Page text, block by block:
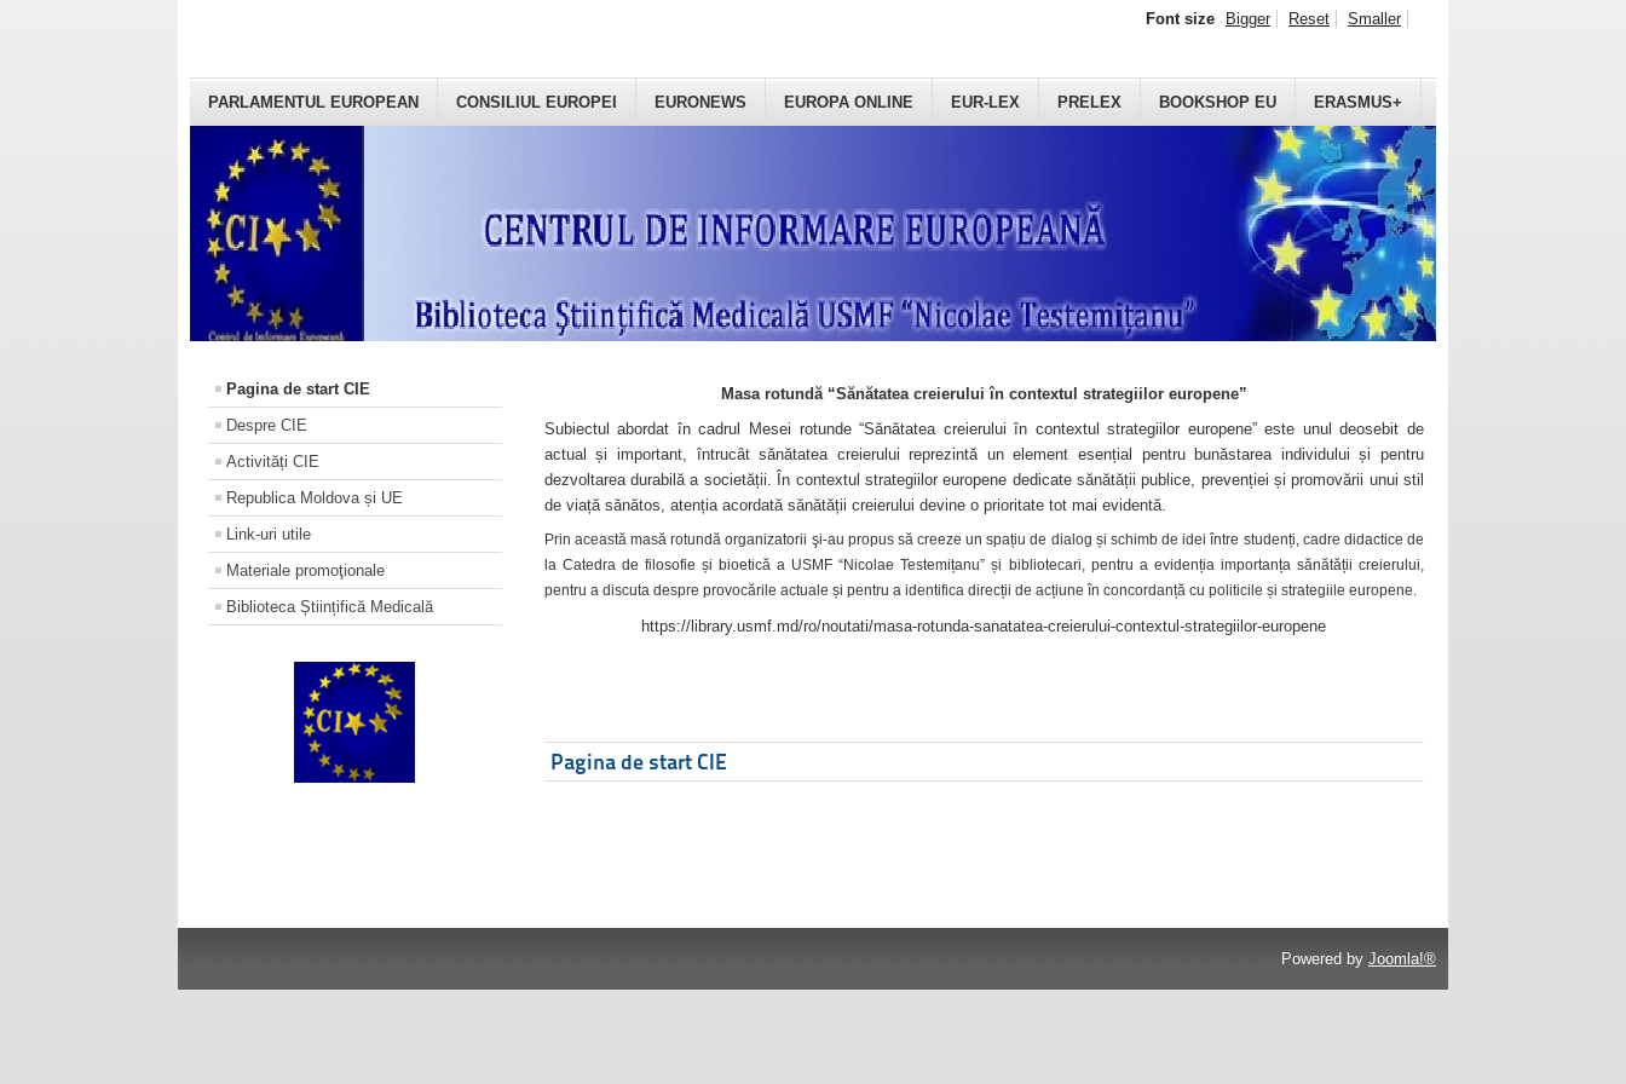
PARLAMENTUL EUROPEAN CONSILIUL EUROPEI EURONEWS EUROPA ONLINE EUR-LEX PRELEX BOOKSHOP EU ERASMUS+
Font size Bigger Reset Smaller
Pagina de start CIE
Despre CIE
Activități CIE
Republica Moldova și UE
Link-uri utile
Materiale promoţionale
Biblioteca Științifică Medicală
Masa rotundă “Sănătatea creierului în contextul strategiilor europene”
Subiectul abordat în cadrul Mesei rotunde “Sănătatea creierului în contextul strategiilor europene” este unul deosebit de
actual și important, întrucât sănătatea creierului reprezintă un element esențial pentru bunăstarea individului și pentru
dezvoltarea durabilă a societății. În contextul strategiilor europene dedicate sănătății publice, prevenției și promovării unui stil
de viață sănătos, atenția acordată sănătății creierului devine o prioritate tot mai evidentă.
Prin această masă rotundă organizatorii şi-au propus să creeze un spațiu de dialog și schimb de idei între studenți, cadre didactice de
la Catedra de filosofie și bioetică a USMF “Nicolae Testemițanu” și bibliotecari, pentru a evidenția importanța sănătății creierului,
pentru a discuta despre provocările actuale și pentru a identifica direcții de acțiune în concordanță cu politicile și strategiile europene.
https://library.usmf.md/ro/noutati/masa-rotunda-sanatatea-creierului-contextul-strategiilor-europene
Pagina de start CIE
Powered by Joomla!®